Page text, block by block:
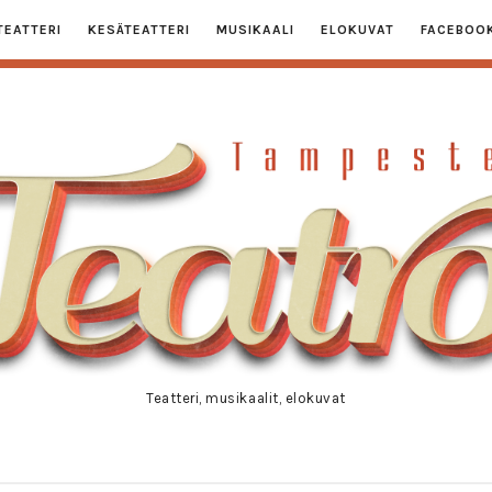
KESÄTEATTERI MUSIKAALI ELOKUVAT
Teatteri, musikaalit, elokuvat